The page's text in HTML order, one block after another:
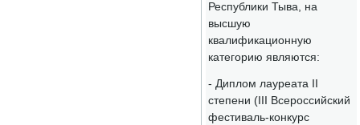
Республики Тыва, на
высшую
квалификационную
категорию являются:
- Диплом лауреата II
степени (III Всероссийский
фестиваль-конкурс